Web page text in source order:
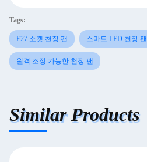
Tags:
E27 소켓 천장 팬 스마트 LED 천장 팬
원격 조정 가능한 천장 팬
Similar Products